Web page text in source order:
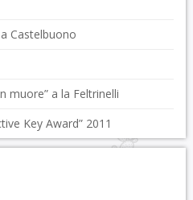
Castelbuono
muore” a la Feltrinelli
Key Award” 2011